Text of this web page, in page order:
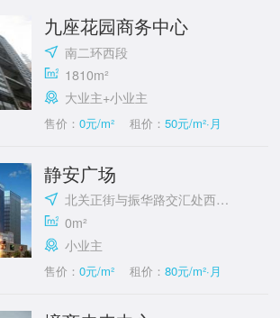
九座花园商务中心
南二环西段
1810m²
大业主+小业主
售价：0元/m² 租价： 50元/m²·月
静安广场
北关正街与振华路交汇处西北角
0m²
小业主
售价：0元/m² 租价： 80元/m²·月